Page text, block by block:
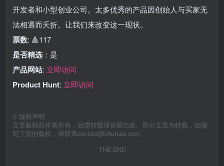
开发者和小型创业公司。太多优秀的产品因创始人与买家无
法相遇而夭折。让我们来改变这一现状。
票数: 🔺117
是否精选 ：是
产品网站: 立即访问
Product Hunt: 立即访问
© 版权声明
文章版权归作者所有，如需转载请保留出处。部分文章为转载，如侵
犯了您的版权，请联系contact@chuhaix.com。
THE END